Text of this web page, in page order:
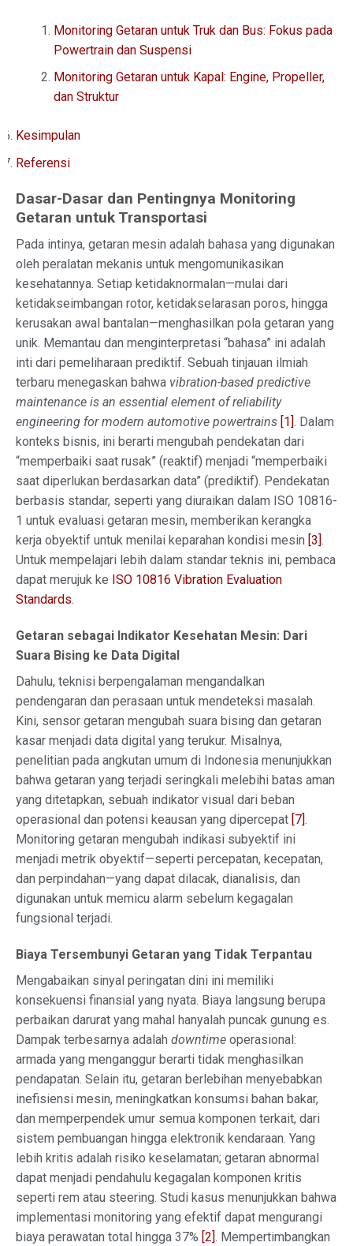
Monitoring Getaran untuk Truk dan Bus: Fokus pada
Powertrain dan Suspensi
Monitoring Getaran untuk Kapal: Engine, Propeller,
dan Struktur
Kesimpulan
Referensi
Dasar-Dasar dan Pentingnya Monitoring
Getaran untuk Transportasi
Pada intinya, getaran mesin adalah bahasa yang digunakan
oleh peralatan mekanis untuk mengomunikasikan
kesehatannya. Setiap ketidaknormalan—mulai dari
ketidakseimbangan rotor, ketidakselarasan poros, hingga
kerusakan awal bantalan—menghasilkan pola getaran yang
unik. Memantau dan menginterpretasi “bahasa” ini adalah
inti dari pemeliharaan prediktif. Sebuah tinjauan ilmiah
terbaru menegaskan bahwa vibration-based predictive
maintenance is an essential element of reliability
engineering for modern automotive powertrains [1] . Dalam
konteks bisnis, ini berarti mengubah pendekatan dari
“memperbaiki saat rusak” (reaktif) menjadi “memperbaiki
saat diperlukan berdasarkan data” (prediktif). Pendekatan
berbasis standar, seperti yang diuraikan dalam ISO 10816-
1 untuk evaluasi getaran mesin, memberikan kerangka
kerja obyektif untuk menilai keparahan kondisi mesin [3] .
Untuk mempelajari lebih dalam standar teknis ini, pembaca
dapat merujuk ke ISO 10816 Vibration Evaluation
Standards.
Getaran sebagai Indikator Kesehatan Mesin: Dari
Suara Bising ke Data Digital
Dahulu, teknisi berpengalaman mengandalkan
pendengaran dan perasaan untuk mendeteksi masalah.
Kini, sensor getaran mengubah suara bising dan getaran
kasar menjadi data digital yang terukur. Misalnya,
penelitian pada angkutan umum di Indonesia menunjukkan
bahwa getaran yang terjadi seringkali melebihi batas aman
yang ditetapkan, sebuah indikator visual dari beban
operasional dan potensi keausan yang dipercepat [7].
Monitoring getaran mengubah indikasi subyektif ini
menjadi metrik obyektif—seperti percepatan, kecepatan,
dan perpindahan—yang dapat dilacak, dianalisis, dan
digunakan untuk memicu alarm sebelum kegagalan
fungsional terjadi.
Biaya Tersembunyi Getaran yang Tidak Terpantau
Mengabaikan sinyal peringatan dini ini memiliki
konsekuensi finansial yang nyata. Biaya langsung berupa
perbaikan darurat yang mahal hanyalah puncak gunung es.
Dampak terbesarnya adalah downtime operasional:
armada yang menganggur berarti tidak menghasilkan
pendapatan. Selain itu, getaran berlebihan menyebabkan
inefisiensi mesin, meningkatkan konsumsi bahan bakar,
dan memperpendek umur semua komponen terkait, dari
sistem pembuangan hingga elektronik kendaraan. Yang
lebih kritis adalah risiko keselamatan; getaran abnormal
dapat menjadi pendahulu kegagalan komponen kritis
seperti rem atau steering. Studi kasus menunjukkan bahwa
implementasi monitoring yang efektif dapat mengurangi
biaya perawatan total hingga 37% [2]. Mempertimbangkan